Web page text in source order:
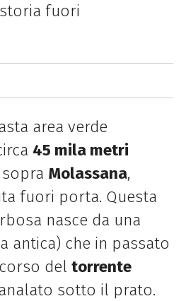
fuori
area verde
45 mila metri
Molassana,
fuori porta. Questa
nasce da una
antica) che in passato
del torrente
sotto il prato.